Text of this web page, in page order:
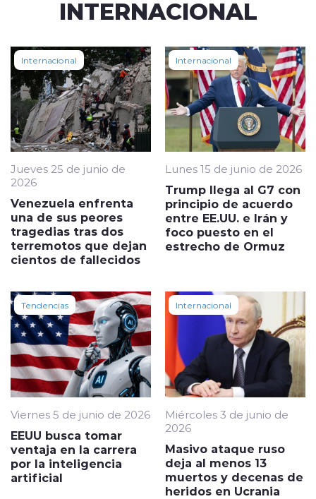
INTERNACIONAL
Internacional
Jueves 25 de junio de
2026
Venezuela enfrenta
una de sus peores
tragedias tras dos
terremotos que dejan
cientos de fallecidos
Internacional
Lunes 15 de junio de 2026
Trump llega al G7 con
principio de acuerdo
entre EE.UU. e Irán y
foco puesto en el
estrecho de Ormuz
Tendencias
Viernes 5 de junio de 2026
EEUU busca tomar
ventaja en la carrera
por la inteligencia
artificial
Internacional
Miércoles 3 de junio de
2026
Masivo ataque ruso
deja al menos 13
muertos y decenas de
heridos en Ucrania